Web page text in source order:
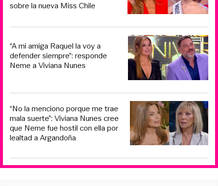
sobre la nueva Miss Chile
“A mi amiga Raquel la voy a
defender siempre”: responde
Neme a Viviana Nunes
“No la menciono porque me trae
mala suerte”: Viviana Nunes cree
que Neme fue hostil con ella por
lealtad a Argandoña